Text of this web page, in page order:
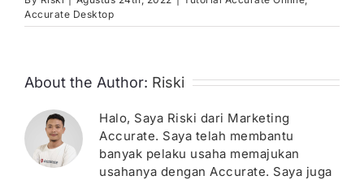
Accurate Desktop
About the Author: Riski
Halo, Saya Riski dari Marketing
Accurate. Saya telah membantu
banyak pelaku usaha memajukan
usahanya dengan Accurate. Saya juga